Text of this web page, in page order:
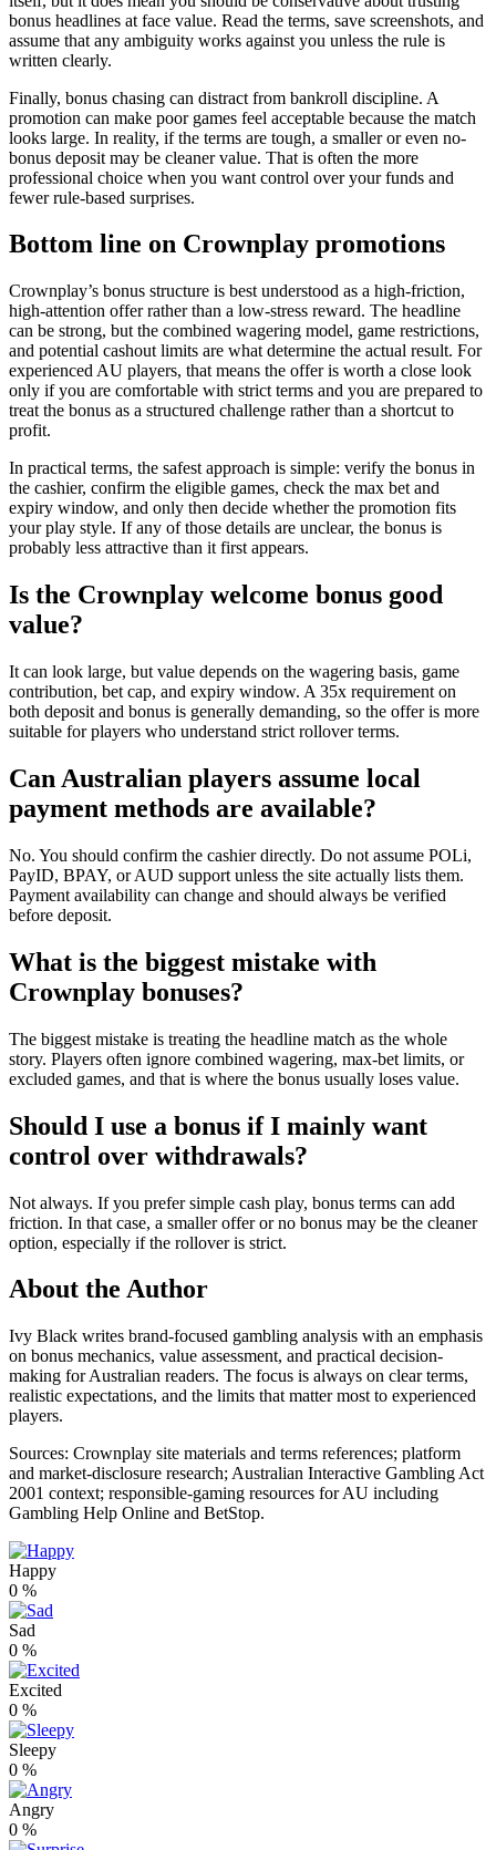
bonus headlines at face value. Read the terms, save screenshots, and
assume that any ambiguity works against you unless the rule is
written clearly.
Finally, bonus chasing can distract from bankroll discipline. A
promotion can make poor games feel acceptable because the match
looks large. In reality, if the terms are tough, a smaller or even no-
bonus deposit may be cleaner value. That is often the more
professional choice when you want control over your funds and
fewer rule-based surprises.
Bottom line on Crownplay promotions
Crownplay’s bonus structure is best understood as a high-friction,
high-attention offer rather than a low-stress reward. The headline
can be strong, but the combined wagering model, game restrictions,
and potential cashout limits are what determine the actual result. For
experienced AU players, that means the offer is worth a close look
only if you are comfortable with strict terms and you are prepared to
treat the bonus as a structured challenge rather than a shortcut to
profit.
In practical terms, the safest approach is simple: verify the bonus in
the cashier, confirm the eligible games, check the max bet and
expiry window, and only then decide whether the promotion fits
your play style. If any of those details are unclear, the bonus is
probably less attractive than it first appears.
Is the Crownplay welcome bonus good
value?
It can look large, but value depends on the wagering basis, game
contribution, bet cap, and expiry window. A 35x requirement on
both deposit and bonus is generally demanding, so the offer is more
suitable for players who understand strict rollover terms.
Can Australian players assume local
payment methods are available?
No. You should confirm the cashier directly. Do not assume POLi,
PayID, BPAY, or AUD support unless the site actually lists them.
Payment availability can change and should always be verified
before deposit.
What is the biggest mistake with
Crownplay bonuses?
The biggest mistake is treating the headline match as the whole
story. Players often ignore combined wagering, max-bet limits, or
excluded games, and that is where the bonus usually loses value.
Should I use a bonus if I mainly want
control over withdrawals?
Not always. If you prefer simple cash play, bonus terms can add
friction. In that case, a smaller offer or no bonus may be the cleaner
option, especially if the rollover is strict.
About the Author
Ivy Black writes brand-focused gambling analysis with an emphasis
on bonus mechanics, value assessment, and practical decision-
making for Australian readers. The focus is always on clear terms,
realistic expectations, and the limits that matter most to experienced
players.
Sources: Crownplay site materials and terms references; platform
and market-disclosure research; Australian Interactive Gambling Act
2001 context; responsible-gaming resources for AU including
Gambling Help Online and BetStop.
Happy
0 %
Sad
0 %
Excited
0 %
Sleepy
0 %
Angry
0 %